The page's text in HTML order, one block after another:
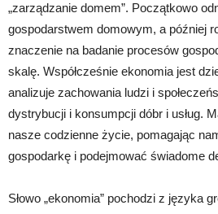
„zarządzanie domem”. Początkowo
gospodarstwem domowym, a później
znaczenie na badanie procesów
skalę. Współcześnie ekonomia jest
analizuje zachowania ludzi i
dystrybucji i konsumpcji dóbr i usług.
nasze codzienne życie, pomagając
gospodarkę i podejmować świadome
Słowo „ekonomia” pochodzi z języka